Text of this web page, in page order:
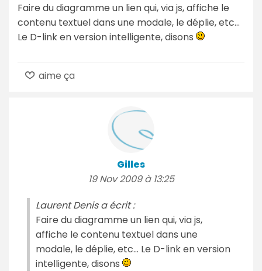
Faire du diagramme un lien qui, via js, affiche le
contenu textuel dans une modale, le déplie, etc...
Le D-link en version intelligente, disons
aime ça
Gilles
19 Nov 2009 à 13:25
Laurent Denis a écrit :
Faire du diagramme un lien qui, via js,
affiche le contenu textuel dans une
modale, le déplie, etc... Le D-link en version
intelligente, disons